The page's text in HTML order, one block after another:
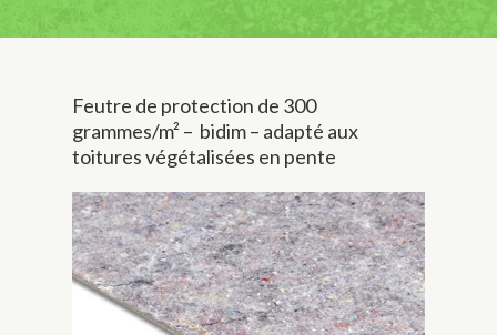
Feutre de protection de 300
grammes/m² – bidim – adapté aux
toitures végétalisées en pente